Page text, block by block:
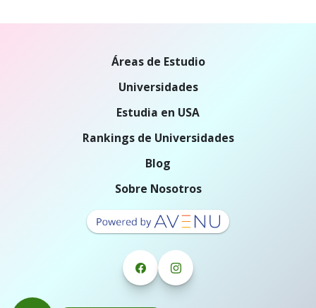
Áreas de Estudio
Universidades
Estudia en USA
Rankings de Universidades
Blog
Sobre Nosotros